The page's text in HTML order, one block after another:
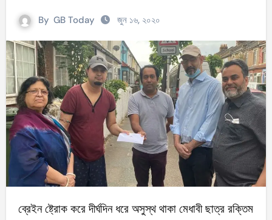
By GB Today জুন ১৬, ২০২০
ব্রেইন ষ্ট্রোক করে দীর্ঘদিন ধরে অসুস্থ থাকা মেধাবী ছাত্র রক্তিম